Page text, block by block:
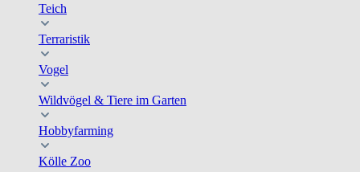
Teich
Terraristik
Vogel
Wildvögel & Tiere im Garten
Hobbyfarming
Kölle Zoo